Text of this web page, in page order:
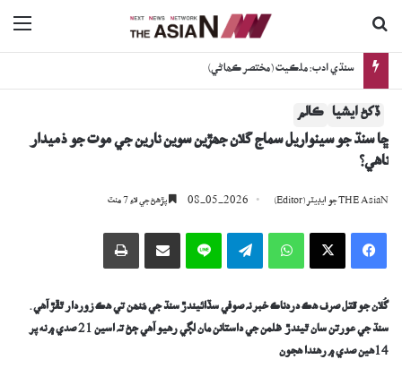
سنڌي ادب: ملڪيت (مختصر ڪھاڻي)
ڏکڻ ايشيا ڪالم
ڇا سنڌ جو سينواريل سماج گُلان جھڙين سوين نارين جي موت جو ذميدار
ناھي؟
THE AsiaN جو ايڊيٽر (Editor) 08-05-2026 پڙھڻ جي لاءِ 7 منٽ
Facebook
X
WhatsApp
Telegram
Line اي ميل وسيلي ونڊيو پرنٽ
گُلان جو قتلصرف هڪ دردناڪ خبرنہصوفي سڏائيندڙسنڌ جيمُنھن تي هڪ زوردار ٿڦڙ آهي.
سنڌ جي عورتن سان ٿيندڙ ظلمن جي داستانن مان لڳي رهيو آهي ڄڻ تہ اسين 21 صدي ۾ نه پر
14ھين صدي ۾ رهندا هجون